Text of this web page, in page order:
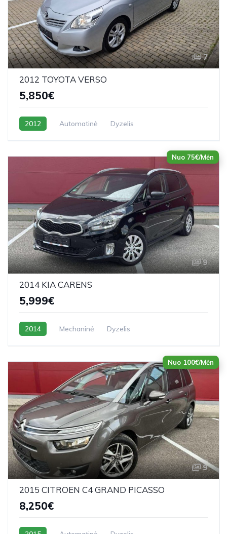
7
2012 TOYOTA VERSO
5,850€
2012 Automatinė Dyzelis
Nuo 75€/Mėn
9
2014 KIA CARENS
5,999€
2014 Mechaninė Dyzelis
Nuo 100€/Mėn
9
2015 CITROEN C4 GRAND PICASSO
8,250€